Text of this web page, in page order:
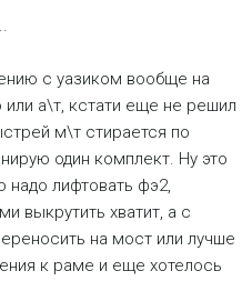
с уазиком вообще на
а\т, кстати еще не решил
м\т стирается по
один комплект. Ну это
надо лифтовать фэ2,
выкрутить хватит, а с
на мост или лучше
к раме и еще хотелось